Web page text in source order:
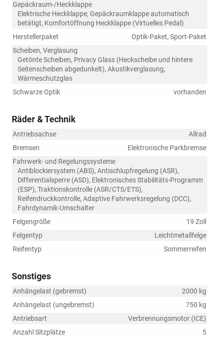
Gepäckraum-/Heckklappe
Elektrische Heckklappe, Gepäckraumklappe automatisch
betätigt, Komfortöffnung Heckklappe (Virtuelles Pedal)
Herstellerpaket
Optik-Paket, Sport-Paket
Scheiben, Verglasung
Getönte Scheiben, Privacy Glass (Heckscheibe und hintere
Seitenscheiben abgedunkelt), Akustikverglasung,
Wärmeschutzglas
Schwarze Optik
vorhanden
Räder & Technik
Antriebsachse
Allrad
Bremsen
Elektronische Parkbremse
Fahrwerk- und Regelungssysteme
Antiblockiersystem (ABS), Antischlupfregelung (ASR),
Differentialsperre (ASD), Elektronisches Stabilitäts-Programm
(ESP), Traktionskontrolle (ASR/CTS/ETS),
Reifendruckkontrolle, Adaptive Fahrwerksregelung (DCC),
Fahrdynamik-Umschalter
Felgengröße
19 Zoll
Felgentyp
Leichtmetallfelge
Reifentyp
Sommerreifen
Sonstiges
Anhängelast (gebremst)
2000 kg
Anhängelast (ungebremst)
750 kg
Antriebsart
Verbrennungsmotor (ICE)
Anzahl Sitzplätze
5